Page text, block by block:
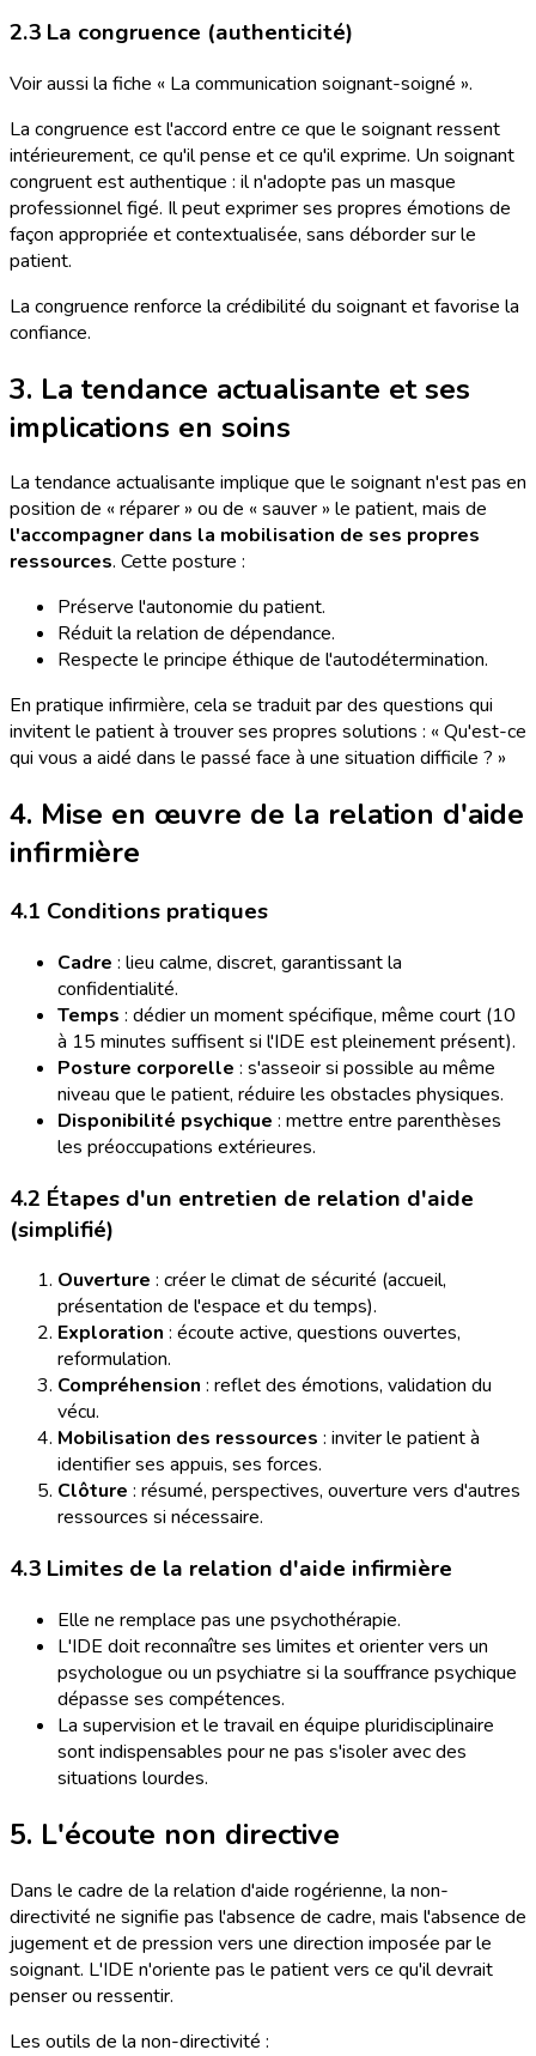
2.3 La congruence (authenticité)
Voir aussi la fiche « La communication soignant-soigné ».
La congruence est l'accord entre ce que le soignant ressent
intérieurement, ce qu'il pense et ce qu'il exprime. Un soignant
congruent est authentique : il n'adopte pas un masque
professionnel figé. Il peut exprimer ses propres émotions de
façon appropriée et contextualisée, sans déborder sur le
patient.
La congruence renforce la crédibilité du soignant et favorise la
confiance.
3. La tendance actualisante et ses
implications en soins
La tendance actualisante implique que le soignant n'est pas en
position de « réparer » ou de « sauver » le patient, mais de
l'accompagner dans la mobilisation de ses propres
ressources. Cette posture :
Préserve l'autonomie du patient.
Réduit la relation de dépendance.
Respecte le principe éthique de l'autodétermination.
En pratique infirmière, cela se traduit par des questions qui
invitent le patient à trouver ses propres solutions : « Qu'est-ce
qui vous a aidé dans le passé face à une situation difficile ? »
4. Mise en œuvre de la relation d'aide
infirmière
4.1 Conditions pratiques
Cadre : lieu calme, discret, garantissant la
confidentialité.
Temps : dédier un moment spécifique, même court (10
à 15 minutes suffisent si l'IDE est pleinement présent).
Posture corporelle : s'asseoir si possible au même
niveau que le patient, réduire les obstacles physiques.
Disponibilité psychique : mettre entre parenthèses
les préoccupations extérieures.
4.2 Étapes d'un entretien de relation d'aide
(simplifié)
Ouverture : créer le climat de sécurité (accueil,
présentation de l'espace et du temps).
Exploration : écoute active, questions ouvertes,
reformulation.
Compréhension : reflet des émotions, validation du
vécu.
Mobilisation des ressources : inviter le patient à
identifier ses appuis, ses forces.
Clôture : résumé, perspectives, ouverture vers d'autres
ressources si nécessaire.
4.3 Limites de la relation d'aide infirmière
Elle ne remplace pas une psychothérapie.
L'IDE doit reconnaître ses limites et orienter vers un
psychologue ou un psychiatre si la souffrance psychique
dépasse ses compétences.
La supervision et le travail en équipe pluridisciplinaire
sont indispensables pour ne pas s'isoler avec des
situations lourdes.
5. L'écoute non directive
Dans le cadre de la relation d'aide rogérienne, la non-
directivité ne signifie pas l'absence de cadre, mais l'absence de
jugement et de pression vers une direction imposée par le
soignant. L'IDE n'oriente pas le patient vers ce qu'il devrait
penser ou ressentir.
Les outils de la non-directivité :